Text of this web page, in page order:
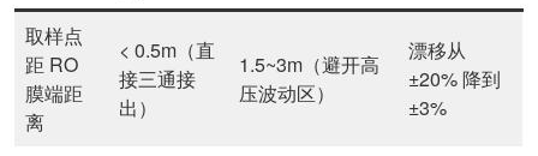
取样点
距 RO
膜端距
离
< 0.5m（直
接三通接
出）
1.5~3m（避开高
压波动区）
漂移从
±20% 降到
±3%